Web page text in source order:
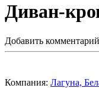
Диван-
Добавить комментарий
Компания: Лагуна,